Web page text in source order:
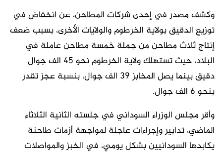
وكشف مصدر في إحدى شركات المطاحن، عن انخفاض في
توزيع الدقيق بولاية الخرطوم والولايات الأخرى، بسبب ضعف
إنتاج ثلاث مطاحن من جملة خمسة مطاحن عاملة في
البلاد، حيث تستهلك ولاية الخرطوم نحو 45 الف جوال
دقيق بينما يصل المخابز 39 الف جوال، بنسبة عجز تقدر
بنحو 6 الف جوال.
وأقر مجلس الوزراء السوداني في جلسته الثانية الثلاثاء
الماضي، تدابير وإجراءات عاجلة لمواجهة أزمات طاحنة
يكابدها السودانيين بشكل يومي، في الخبز والمواصلات